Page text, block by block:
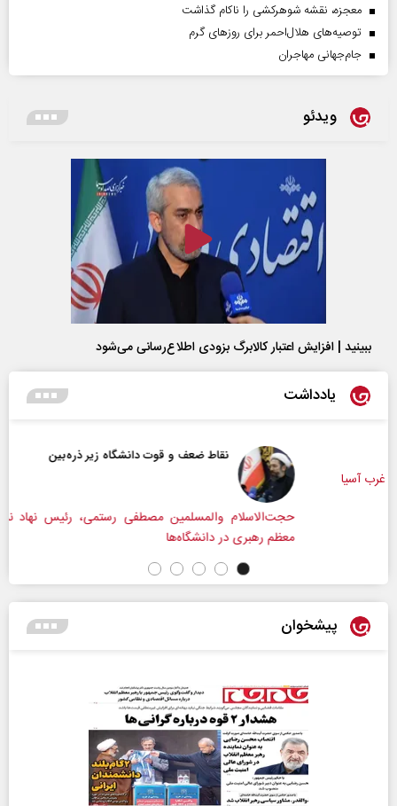
معجزه، نقشه شوهرکشی را ناکام گذاشت
توصیه‌های هلال‌احمر برای روز‌های گرم
جام‌جهانی مهاجران
ویدئو
ببینید | افزایش اعتبار کالابرگ بزودی اطلاع‌رسانی می‌شود
یادداشت
نقاط ضعف و قوت دانشگاه زیر ذره‌بین‌
حجت‌الاسلام و‌المسلمین مصطفی رستمی، رئیس نهاد نمایندگی مقام
معظم رهبری در دانشگاه‌ها
پیشخوان